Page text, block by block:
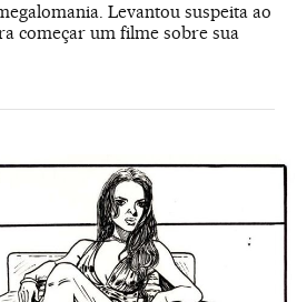
Levantou suspeita ao
começar um filme sobre sua